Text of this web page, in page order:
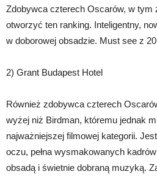
Zdobywca czterech Oscarów, w tym
otworzyć ten ranking. Inteligentny,
w doborowej obsadzie. Must see z
2) Grant Budapest Hotel
Również zdobywca czterech
wyżej niż Birdman, któremu jednak
najważniejszej filmowej kategorii.
oczu, pełna wysmakowanych
obsadą i świetnie dobraną muzyką.